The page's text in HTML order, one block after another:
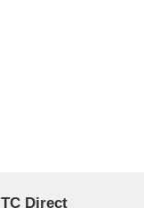
TC Direct